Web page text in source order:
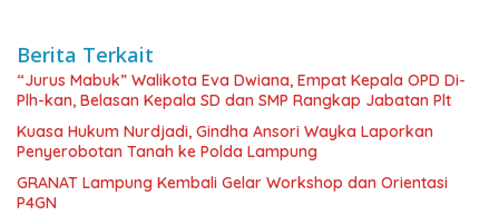
Berita Terkait
“Jurus Mabuk” Walikota Eva Dwiana, Empat Kepala OPD Di-
Plh-kan, Belasan Kepala SD dan SMP Rangkap Jabatan Plt
Kuasa Hukum Nurdjadi, Gindha Ansori Wayka Laporkan
Penyerobotan Tanah ke Polda Lampung
GRANAT Lampung Kembali Gelar Workshop dan Orientasi
P4GN